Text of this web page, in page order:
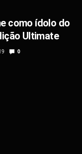
como ídolo do
Ultimate
0